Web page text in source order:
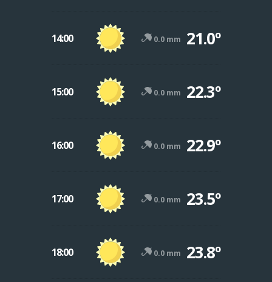
14:00 0.0 mm 21.0º
15:00 0.0 mm 22.3º
16:00 0.0 mm 22.9º
17:00 0.0 mm 23.5º
18:00 0.0 mm 23.8º